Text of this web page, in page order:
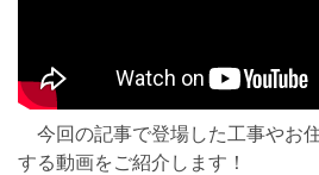
今回の記事で登場した工事やお
する動画をご紹介します！